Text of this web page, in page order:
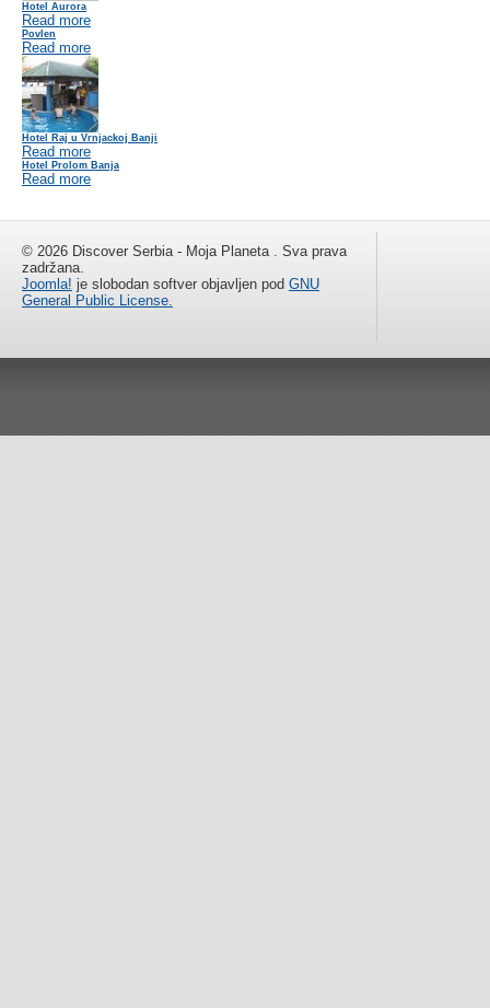
Hotel Aurora
Read more
Povlen
Read more
Hotel Raj u Vrnjackoj Banji
Read more
Hotel Prolom Banja
Read more
© 2026 Discover Serbia - Moja Planeta . Sva prava
zadržana.
Joomla! je slobodan softver objavljen pod GNU
General Public License.